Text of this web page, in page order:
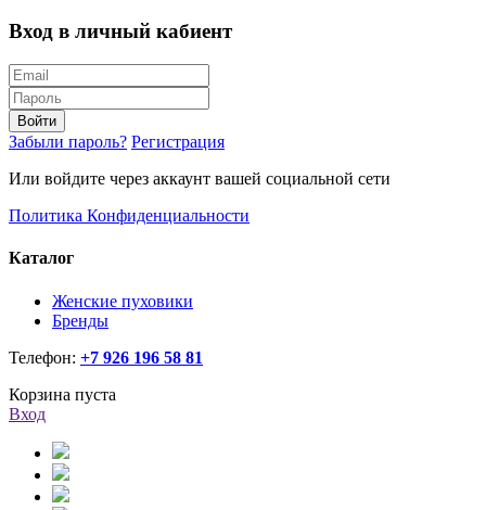
Вход в личный кабиент
Войти
Забыли пароль? Регистрация
Или войдите через аккаунт вашей социальной сети
Политика Конфиденциальности
Каталог
Женские пуховики
Бренды
Телефон: +7 926 196 58 81
Корзина пуста
Вход